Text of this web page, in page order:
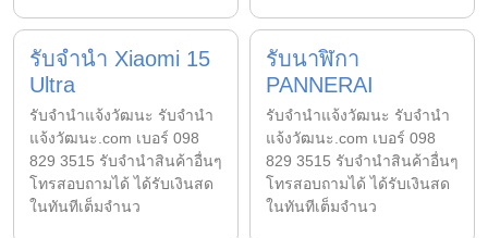
รับจำนำ Xiaomi 15
Ultra
รับจํานําแจ้งวัฒนะ รับจํานํา
แจ้งวัฒนะ.com เบอร์ 098
829 3515 รับจำนำสินค้าอื่นๆ
โทรสอบถามได้ ได้รับเงินสด
ในทันทีเต็มจำนว
รับนาฬิกา
PANNERAI
รับจํานําแจ้งวัฒนะ รับจํานํา
แจ้งวัฒนะ.com เบอร์ 098
829 3515 รับจำนำสินค้าอื่นๆ
โทรสอบถามได้ ได้รับเงินสด
ในทันทีเต็มจำนว